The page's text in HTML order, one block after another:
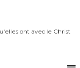
ont avec le Christ